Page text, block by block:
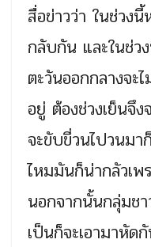
สื่อข่าวว่า ในช่วงนี้
กลับกัน และในช่ว
ตะวันออกกลางจะ
อยู่ ต้องช่วงเย็นจึง
จะขับขี่วนไปวนมา
ไหมมันก็น่ากลัวเพ
นอกจากนั้นกลุ่มช
เป็นก็จะเอามาหัด